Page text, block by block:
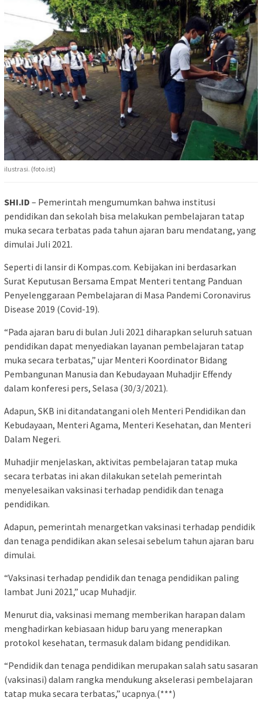
ilustrasi. (foto.ist)
SHI.ID – Pemerintah mengumumkan bahwa institusi
pendidikan dan sekolah bisa melakukan pembelajaran tatap
muka secara terbatas pada tahun ajaran baru mendatang, yang
dimulai Juli 2021.
Seperti di lansir di Kompas.com. Kebijakan ini berdasarkan
Surat Keputusan Bersama Empat Menteri tentang Panduan
Penyelenggaraan Pembelajaran di Masa Pandemi Coronavirus
Disease 2019 (Covid-19).
“Pada ajaran baru di bulan Juli 2021 diharapkan seluruh satuan
pendidikan dapat menyediakan layanan pembelajaran tatap
muka secara terbatas,” ujar Menteri Koordinator Bidang
Pembangunan Manusia dan Kebudayaan Muhadjir Effendy
dalam konferesi pers, Selasa (30/3/2021).
Adapun, SKB ini ditandatangani oleh Menteri Pendidikan dan
Kebudayaan, Menteri Agama, Menteri Kesehatan, dan Menteri
Dalam Negeri.
Muhadjir menjelaskan, aktivitas pembelajaran tatap muka
secara terbatas ini akan dilakukan setelah pemerintah
menyelesaikan vaksinasi terhadap pendidik dan tenaga
pendidikan.
Adapun, pemerintah menargetkan vaksinasi terhadap pendidik
dan tenaga pendidikan akan selesai sebelum tahun ajaran baru
dimulai.
“Vaksinasi terhadap pendidik dan tenaga pendidikan paling
lambat Juni 2021,” ucap Muhadjir.
Menurut dia, vaksinasi memang memberikan harapan dalam
menghadirkan kebiasaan hidup baru yang menerapkan
protokol kesehatan, termasuk dalam bidang pendidikan.
“Pendidik dan tenaga pendidikan merupakan salah satu sasaran
(vaksinasi) dalam rangka mendukung akselerasi pembelajaran
tatap muka secara terbatas,” ucapnya.(***)